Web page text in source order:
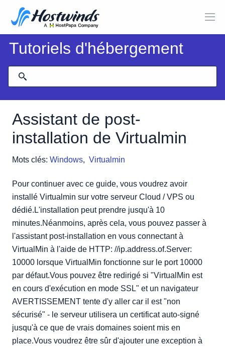
Tutoriels d'hébergement
Assistant de post-
installation de Virtualmin
Mots clés: Windows, Virtualmin
Pour continuer avec ce guide, vous voudrez avoir
installé Virtualmin sur votre serveur Cloud / VPS ou
dédié.L'installation peut prendre jusqu'à 10
minutes.Néanmoins, après cela, vous pouvez passer à
l'assistant post-installation en vous connectant à
VirtualMin à l'aide de HTTP: //ip.address.of.Server:
10000 lorsque VirtualMin fonctionne sur le port 10000
par défaut.Vous pouvez être redirigé si "VirtualMin est
en cours d'exécution en mode SSL" et un navigateur
AVERTISSEMENT tente d'y aller car il est "non
sécurisé" - le serveur utilisera un certificat auto-signé
jusqu'à ce que de vrais domaines soient mis en
place.Vous voudrez être sûr d'ajouter une exception à